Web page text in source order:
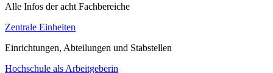
Alle Infos der acht Fachbereiche
Zentrale Einheiten
Einrichtungen, Abteilungen und Stabstellen
Hochschule als Arbeitgeberin